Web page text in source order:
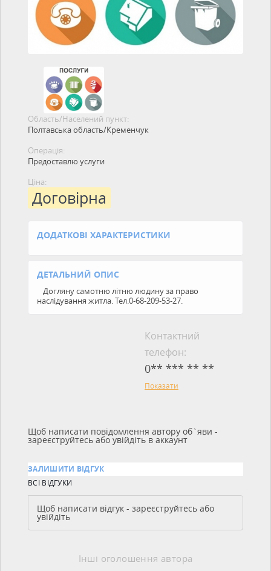
Область/Населений пункт:
Полтавська область/Кременчук
Операція:
Предоставлю услуги
Ціна:
Договірна
ДОДАТКОВІ ХАРАКТЕРИСТИКИ
ДЕТАЛЬНИЙ ОПИС
Догляну самотню літню людину за право
наслідування житла. Тел.0-68-209-53-27.
Контактний
телефон:
0** *** ** **
Показати
Щоб написати повідомлення автору об`яви -
зареєструйтесь або увійдіть в аккаунт
ЗАЛИШИТИ ВІДГУК
ВСІ ВІДГУКИ
Щоб написати відгук - зареєструйтесь або
увійдіть
Інші оголошення автора